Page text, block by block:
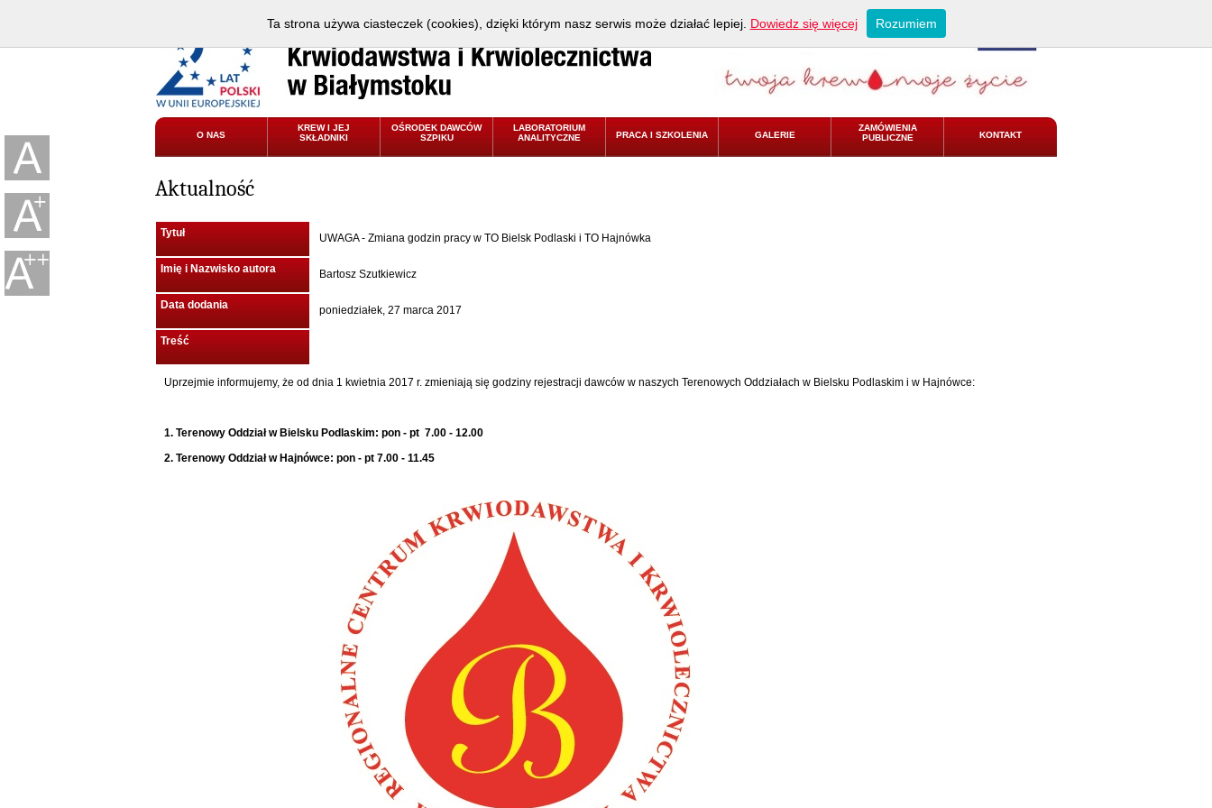
O NAS
KREW I JEJ
SKŁADNIKI
OŚRODEK DAWCÓW
SZPIKU
LABORATORIUM
ANALITYCZNE
PRACA I SZKOLENIA GALERIE
ZAMÓWIENIA
PUBLICZNE
KONTAKT
Aktualność
Tytuł UWAGA - Zmiana godzin pracy w TO Bielsk Podlaski i TO Hajnówka
Imię i Nazwisko autora Bartosz Szutkiewicz
Data dodania poniedziałek, 27 marca 2017
Treść
Uprzejmie informujemy, że od dnia 1 kwietnia 2017 r. zmieniają się godziny rejestracji dawców w naszych Terenowych Oddziałach w Bielsku Podlaskim i w Hajnówce:
1. Terenowy Oddział w Bielsku Podlaskim: pon - pt 7.00 - 12.00
2. Terenowy Oddział w Hajnówce: pon - pt 7.00 - 11.45
Ta strona używa ciasteczek (cookies), dzięki którym nasz serwis może działać lepiej. Dowiedz się więcej Rozumiem